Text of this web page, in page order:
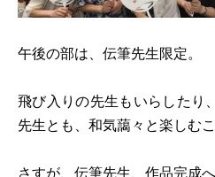
午後の部は、伝筆先生限定。
飛び入りの先生もいらしたり
先生とも、和気藹々と楽しむ
さすが、伝筆先生、作品完成